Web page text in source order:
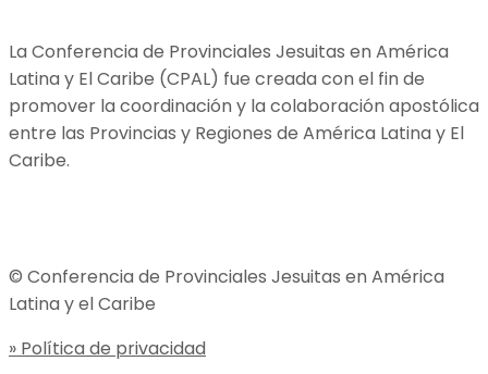
La Conferencia de Provinciales Jesuitas en América
Latina y El Caribe (CPAL) fue creada con el fin de
promover la coordinación y la colaboración apostólica
entre las Provincias y Regiones de América Latina y El
Caribe.
© Conferencia de Provinciales Jesuitas en América
Latina y el Caribe
» Política de privacidad